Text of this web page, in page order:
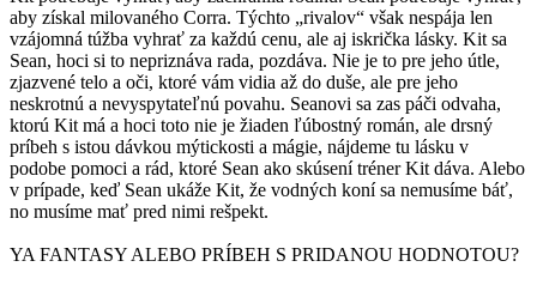
aby získal milovaného Corra. Týchto „rivalov“ však nespája len
vzájomná túžba vyhrať za každú cenu, ale aj iskrička lásky. Kit sa
Sean, hoci si to nepriznáva rada, pozdáva. Nie je to pre jeho útle,
zjazvené telo a oči, ktoré vám vidia až do duše, ale pre jeho
neskrotnú a nevyspytateľnú povahu. Seanovi sa zas páči odvaha,
ktorú Kit má a hoci toto nie je žiaden ľúbostný román, ale drsný
príbeh s istou dávkou mýtickosti a mágie, nájdeme tu lásku v
podobe pomoci a rád, ktoré Sean ako skúsení tréner Kit dáva. Alebo
v prípade, keď Sean ukáže Kit, že vodných koní sa nemusíme báť,
no musíme mať pred nimi rešpekt.
YA FANTASY ALEBO PRÍBEH S PRIDANOU HODNOTOU?